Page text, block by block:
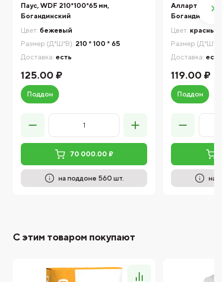
Паус, WDF 210*100*65 мм,
Богандинский
Цвет: бежевый
Размер (Д*Ш*В): 210 * 100 * 65
Доставка: есть
125.00 ₽
Поддон
70 000.00 ₽
на поддоне 560 шт.
Алларт Роял,
Богандинский
Цвет: красный
Размер
Доставка: есть
119.00 ₽
Поддон
на
С этим товаром покупают